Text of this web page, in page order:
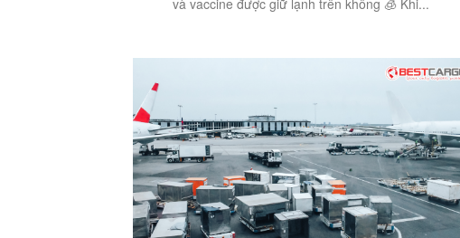
và vaccine được giữ lạnh trên không 🧊 Khi...